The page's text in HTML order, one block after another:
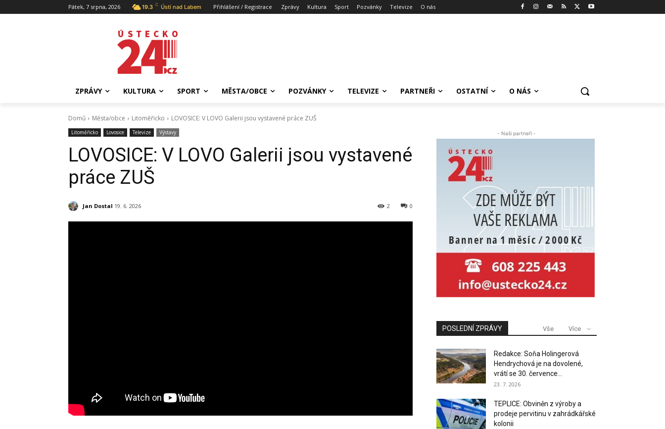
Pátek, 7 srpna, 2026 19.3 C Ústí nad Labem Přihlášení / Registrace Zprávy Kultura Sport Pozvánky Televize O nás
ZPRÁVY KULTURA SPORT MĚSTA/OBCE POZVÁNKY TELEVIZE PARTNEŘI OSTATNÍ O NÁS
Domů Města/obce Litoměřicko LOVOSICE: V LOVO Galerii jsou vystavené práce ZUŠ
Litoměřicko Lovosice Televize Výstavy
LOVOSICE: V LOVO Galerii jsou vystavené
práce ZUŠ
Jan Dostal 19. 6. 2026 0
2
- Naši partneři -
POSLEDNÍ ZPRÁVY Vše Více
Redakce: Soňa Holingerová
Hendrychová je na dovolené,
vrátí se 30. července...
23. 7. 2026
TEPLICE: Obviněn z výroby a
prodeje pervitinu v zahrádkářské
kolonii